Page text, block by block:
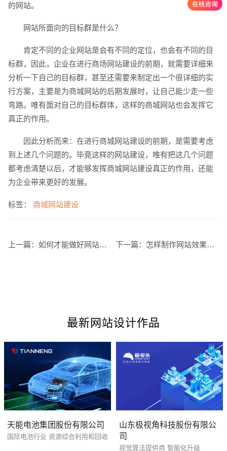
的网站。
网站所面向的目标群是什么？
肯定不同的企业网站是会有不同的定位，也会有不同的目
标群，因此，企业在进行商场网站建设的前期，就需要详细来
分析一下自己的目标群，甚至还需要来制定出一个很详细的实
行方案，主要是为商城网站的后期发展时，让自己能少走一些
弯路。唯有面对自己的目标群体，这样的商城网站也会发挥它
真正的作用。
因此分析而来：在进行商城网站建设的前期，是需要考虑
到上述几个问题的。毕竟这样的网站建设，唯有把这几个问题
都考虑清楚以后，才能够发挥商城网站建设真正的作用，还能
为企业带来更好的发展。
标签： 商城网站建设
上一篇： 如何才能做好网站的维护工作 下一篇： 怎样制作网站效果会更好？
最新网站设计作品
天能电池集团股份有限公司
国际电池行业 资源综合利用和回收
山东极视角科技股份有限公
司
视觉算法提供商 智能化升级
创意品牌型网站 · 标准企业官网建设 · 外贸网
电商及系统平台开发 · 微信小程序开发 · 年度
您的预算 3万-5万 5万-8万